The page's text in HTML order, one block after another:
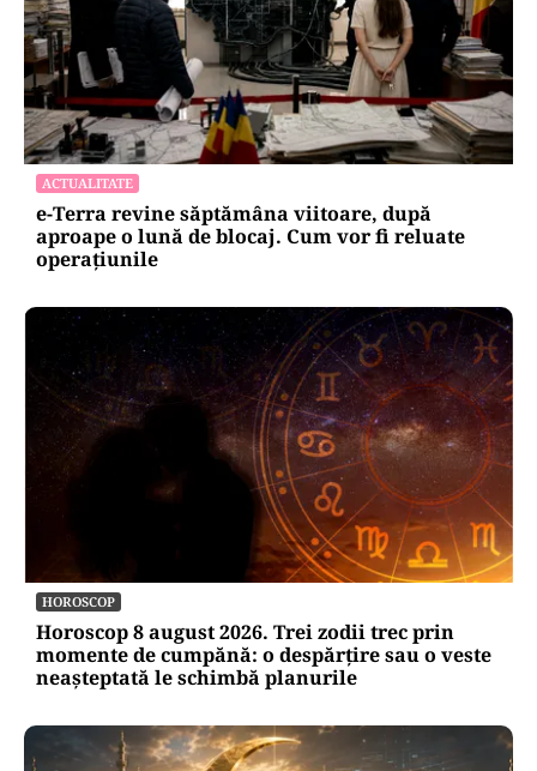
ACTUALITATE
e-Terra revine săptămâna viitoare, după
aproape o lună de blocaj. Cum vor fi reluate
operațiunile
HOROSCOP
Horoscop 8 august 2026. Trei zodii trec prin
momente de cumpănă: o despărțire sau o veste
neașteptată le schimbă planurile